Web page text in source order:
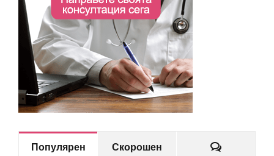
Популярен Скорошен Коментари